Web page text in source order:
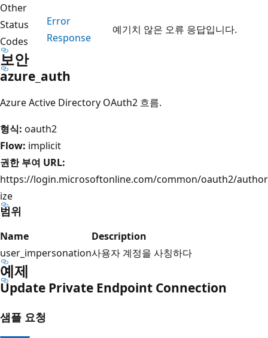
Other
Status
Codes
Error
Response
예기치 않은 오류 응답입니다.
보안
azure_auth
Azure Active Directory OAuth2 흐름.
형식: oauth2
Flow: implicit
권한 부여 URL:
https://login.microsoftonline.com/common/oauth2/author
ize
범위
Name
Description
user_impersonation사용자 계정을 사칭하다
예제
Update Private Endpoint Connection
샘플 요청